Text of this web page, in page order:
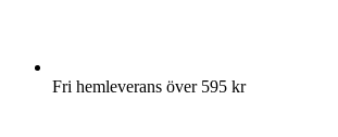
Fri hemleverans över 595 kr